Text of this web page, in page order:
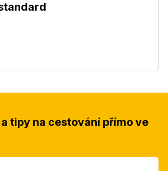
tipy na cestování přímo ve